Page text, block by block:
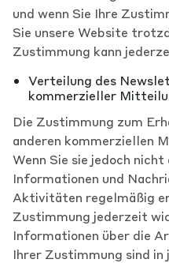
und wenn Sie Ihre
Sie unsere Website
Zustimmung kann
Verteilung des
kommerzieller
Die Zustimmung zum
anderen kommerziellen
Wenn Sie sie jedoch
Informationen und
Aktivitäten regelmäßig
Zustimmung jederzeit
Informationen über die
Ihrer Zustimmung sind